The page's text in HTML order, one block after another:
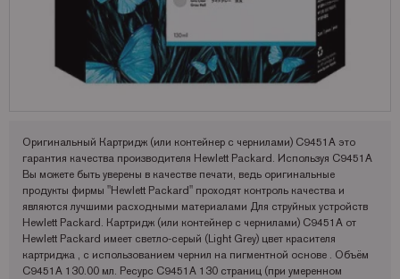
Pantum
Ricoh
Samsung
Sharp
Toshiba
Аналоги Lexmark
Аналоги Oki
Аналоги Panasonic
Аналоги Ricoh
Аналоги Samsung
Аналоги Sharp
Аналоги Xerox
Запчасти для OKI
Запчасти для Samsung
Запчасти для Toshiba
Фотобумага Kodak для струйных принтеров
Фотобумага Lomond и пленки для струйных принтеров
Пленка для ламинирования Корея
Принтеры Epson
Принтеры Hewllet Packard
Принтеры Lexmark
Принтеры Panasonic
Принтеры Ricoh
Принтеры Samsung
Принтеры Sharp
Принтеры XEROX
Мониторы HP
Оригинальный Картридж (или контейнер с чернилами) C9451A это
гарантия качества производителя Hewlett Packard. Используя C9451A
Вы можете быть уверены в качестве печати, ведь оригинальные
продукты фирмы "Hewlett Packard" проходят контроль качества и
являются лучшими расходными материалами Для струйных устройств
Hewlett Packard. Картридж (или контейнер с чернилами) C9451A от
Hewlett Packard имеет светло-серый (Light Grey) цвет красителя
картриджа , с использованием чернил на пигментной основе . Объём
C9451A 130.00 мл. Ресурс C9451A 130 страниц (при умеренном